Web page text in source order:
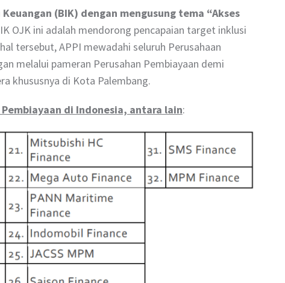
(BIK) dengan mengusung tema “Akses
OJK ini adalah mendorong pencapaian target inklusi
tersebut, APPI mewadahi seluruh Perusahaan
melalui pameran Perusahan Pembiayaan demi
khususnya di Kota Palembang.
di Indonesia, antara lain: